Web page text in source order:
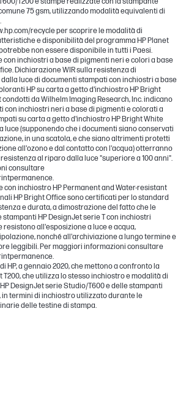
75 gsm, utilizzando modalità equivalenti di
recycle per scoprire le modalità di
e disponibilità del programma HP Planet
non essere disponibile in tutti i Paesi.
con inchiostri a base di pigmenti neri e colori a base
Dichiarazione WIR sulla resistenza di
luce di documenti stampati con inchiostri a base
HP su carta a getto d'inchiostro HP Bright
condotti da Wilhelm Imaging Research, Inc. indicano
con inchiostri neri a base di pigmenti e colorati a
su carta a getto d'inchiostro HP Bright White
luce (supponendo che i documenti siano conservati
in una scatola, e che siano altrimenti protetti
all'ozono e dal contatto con l'acqua) otterranno
al riparo dalla luce "superiore a 100 anni".
consultare
con inchiostro HP Permanent and Water-resistant
HP Bright Office sono certificati per lo standard
e durata, a dimostrazione del fatto che le
HP DesignJet serie T con inchiostri
resistono all'esposizione a luce e acqua,
nonché all'archiviazione a lungo termine e
leggibili. Per maggiori informazioni consultare
HP, a gennaio 2020, che mettono a confronto la
T200, che utilizza lo stesso inchiostro e modalità di
DesignJet serie Studio/T600 e delle stampanti
in termini di inchiostro utilizzato durante le
delle testine di stampa.